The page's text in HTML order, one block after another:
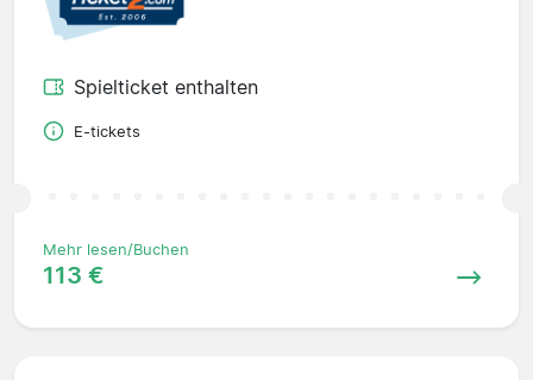
Spielticket enthalten
E-tickets
Mehr lesen/Buchen
113 €